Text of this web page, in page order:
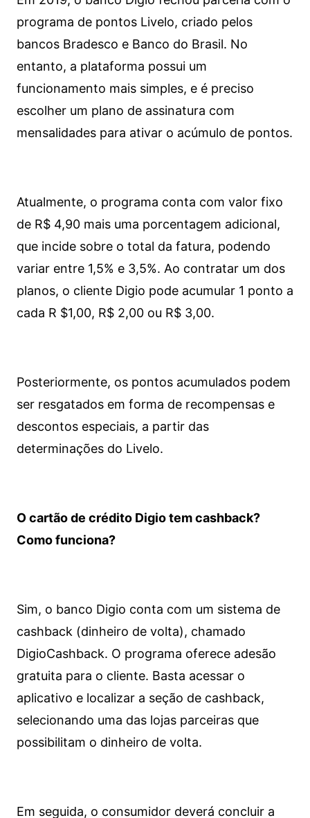
programa de pontos Livelo, criado pelos
bancos Bradesco e Banco do Brasil. No
entanto, a plataforma possui um
funcionamento mais simples, e é preciso
escolher um plano de assinatura com
mensalidades para ativar o acúmulo de pontos.
Atualmente, o programa conta com valor fixo
de R$ 4,90 mais uma porcentagem adicional,
que incide sobre o total da fatura, podendo
variar entre 1,5% e 3,5%. Ao contratar um dos
planos, o cliente Digio pode acumular 1 ponto a
cada R $1,00, R$ 2,00 ou R$ 3,00.
Posteriormente, os pontos acumulados podem
ser resgatados em forma de recompensas e
descontos especiais, a partir das
determinações do Livelo.
O cartão de crédito Digio tem cashback?
Como funciona?
Sim, o banco Digio conta com um sistema de
cashback (dinheiro de volta), chamado
DigioCashback. O programa oferece adesão
gratuita para o cliente. Basta acessar o
aplicativo e localizar a seção de cashback,
selecionando uma das lojas parceiras que
possibilitam o dinheiro de volta.
Em seguida, o consumidor deverá concluir a